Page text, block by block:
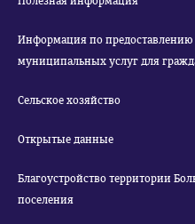
Информация по предоставлению
муниципальных услуг для
Сельское хозяйство
Открытые данные
Благоустройство территории
поселения